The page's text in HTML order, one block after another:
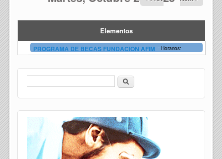
Elementos
PROGRAMA DE BECAS FUNDACION AFIM - Horarios:
Formulario de búsqueda
Buscar